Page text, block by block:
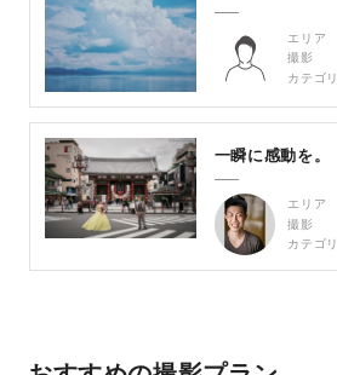
エリア
撮影
カテゴリ
一瞬に感動を。
エリア
撮影
カテゴリ